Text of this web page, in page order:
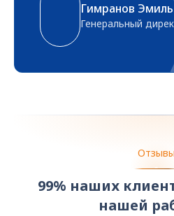
Гимранов
Генеральный
Отзывы
99% наших
нашей